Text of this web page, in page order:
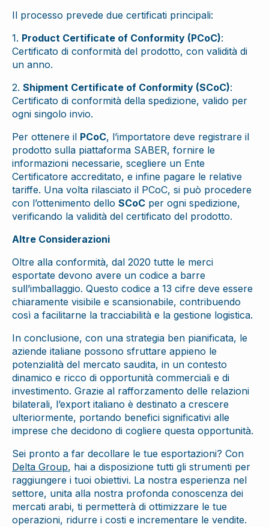
Il processo prevede due certificati principali:
1. Product Certificate of Conformity (PCoC):
Certificato di conformità del prodotto, con validità di
un anno.
2. Shipment Certificate of Conformity (SCoC):
Certificato di conformità della spedizione, valido per
ogni singolo invio.
Per ottenere il PCoC, l’importatore deve registrare il
prodotto sulla piattaforma SABER, fornire le
informazioni necessarie, scegliere un Ente
Certificatore accreditato, e infine pagare le relative
tariffe. Una volta rilasciato il PCoC, si può procedere
con l’ottenimento dello SCoC per ogni spedizione,
verificando la validità del certificato del prodotto.
Altre Considerazioni
Oltre alla conformità, dal 2020 tutte le merci
esportate devono avere un codice a barre
sull’imballaggio. Questo codice a 13 cifre deve essere
chiaramente visibile e scansionabile, contribuendo
così a facilitarne la tracciabilità e la gestione logistica.
In conclusione, con una strategia ben pianificata, le
aziende italiane possono sfruttare appieno le
potenzialità del mercato saudita, in un contesto
dinamico e ricco di opportunità commerciali e di
investimento. Grazie al rafforzamento delle relazioni
bilaterali, l’export italiano è destinato a crescere
ulteriormente, portando benefici significativi alle
imprese che decidono di cogliere questa opportunità.
Sei pronto a far decollare le tue esportazioni? Con
Delta Group, hai a disposizione tutti gli strumenti per
raggiungere i tuoi obiettivi. La nostra esperienza nel
settore, unita alla nostra profonda conoscenza dei
mercati arabi, ti permetterà di ottimizzare le tue
operazioni, ridurre i costi e incrementare le vendite.